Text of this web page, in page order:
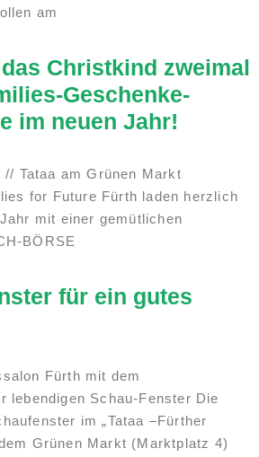
am
Christkind zweimal
Geschenke-
im neuen Jahr!
Tataa am Grünen Markt
for Future Fürth laden herzlich
mit einer gemütlichen
BÖRSE
für ein gutes
Fürth mit dem
lebendigen Schau-Fenster Die
im „Tataa –Fürther
Grünen Markt (Marktplatz 4)